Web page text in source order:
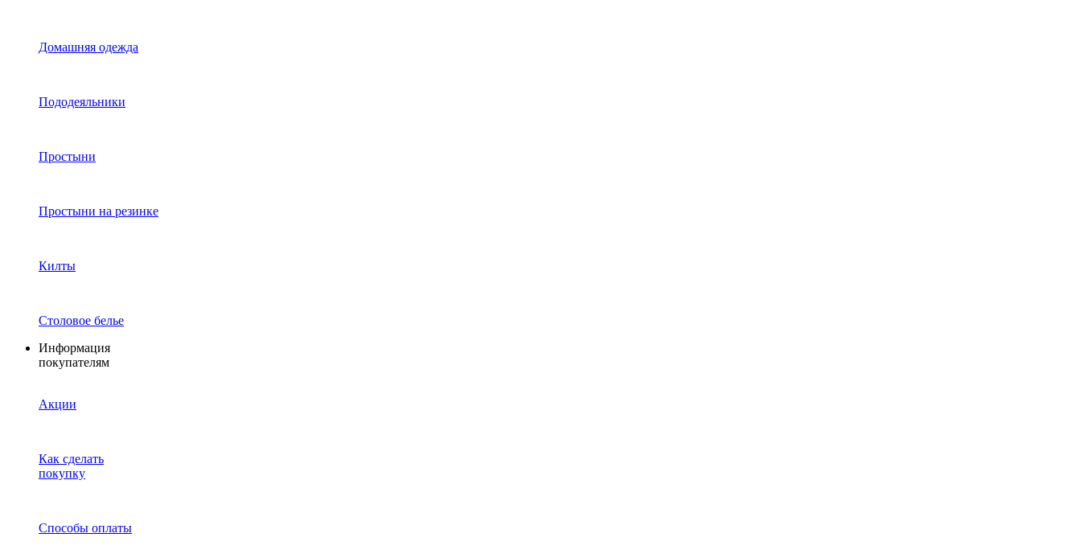
Домашняя одежда
Пододеяльники
Простыни
Простыни на резинке
Килты
Столовое белье
Информация
покупателям
Акции
Как сделать
покупку
Способы оплаты